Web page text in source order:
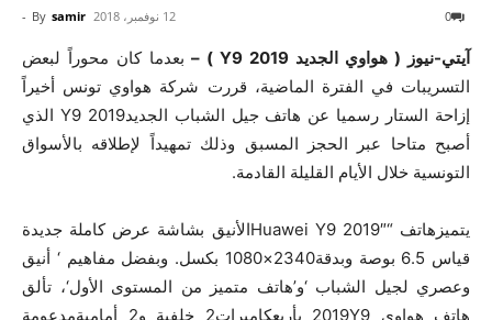
By samir
- 12 نوفمبر، 2018 0
آيتي-نيوز ( هواوي الجديد Y9 2019 ) –
بعدما كان محوراً لبعض
التسريبات في الفترة الماضية، قررت شركة هواوي تونس أخيراً
إزاحة الستار رسميا عن هاتف جيل الشباب الجديدY9 2019 الذي
أصبح متاحا عبر الحجز المسبق وذلك تمهيداً لإطلاقه بالأسواق
التونسية خلال الأيام القليلة القادمة.
يتميزهاتف “Huawei Y9 2019″الأنيق بشاشة عرض كاملة جديدة
قياس 6.5 بوصة وبدقة2340×1080 بكسل. وبفضل مفاهيم ‘ أنيق
وعصري لجيل الشباب ‘و’هاتف متميز من المستوى الأول‘، تألق
هاتف هواوي 2019Y9 بأربعكاميرات2 خلفية و2 أماميةمدعومة